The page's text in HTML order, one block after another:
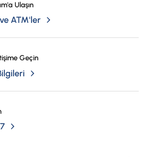
Ulaşın
ATM'ler
Geçin